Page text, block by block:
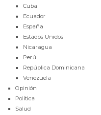
Cuba
Ecuador
España
Estados Unidos
Nicaragua
Perú
República Dominicana
Venezuela
Opinión
Política
Salud